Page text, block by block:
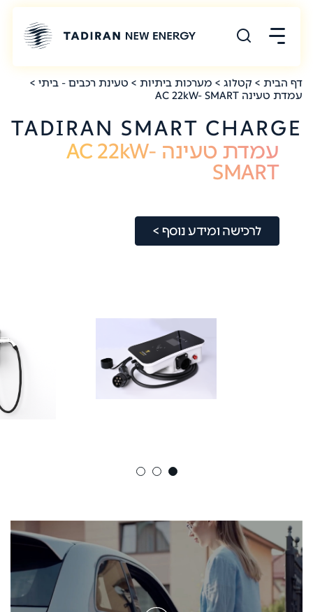
דף הבית > קטלוג > מערכות ביתיות > טעינת רכבים - ביתי >
עמדת טעינה AC 22kW- SMART
TADIRAN SMART CHARGE
עמדת טעינה AC 22kW-
SMART
לרכישה ומידע נוסף >